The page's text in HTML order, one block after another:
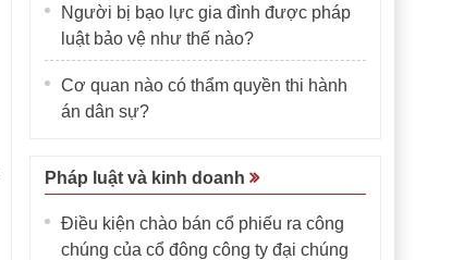
Người bị bạo lực gia đình được pháp
luật bảo vệ như thế nào?
Cơ quan nào có thẩm quyền thi hành
án dân sự?
Pháp luật và kinh doanh
Điều kiện chào bán cổ phiếu ra công
chúng của cổ đông công ty đại chúng